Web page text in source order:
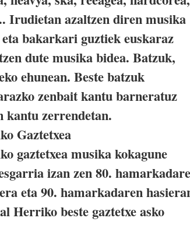
Irudietan azaltzen diren musika
bakarkari guztiek euskaraz
dute musika bidea. Batzuk,
ehunean. Beste batzuk
zenbait kantu barneratuz
kantu zerrendetan.
Gaztetxea
gaztetxea musika kokagune
izan zen 80.
eta 90. hamarkadaren
Herriko beste gaztetxe asko